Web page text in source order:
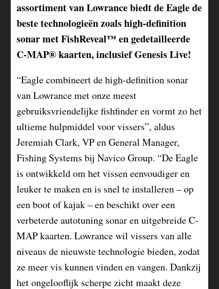
assortiment van Lowrance biedt de Eagle de
beste technologieën zoals high-definition
sonar met FishReveal™ en gedetailleerde
C-MAP® kaarten, inclusief Genesis Live!
“Eagle combineert de high-definition sonar
van Lowrance met onze meest
gebruiksvriendelijke fishfinder en vormt zo het
ultieme hulpmiddel voor vissers”, aldus
Jeremiah Clark, VP en General Manager,
Fishing Systems bij Navico Group. “De Eagle
is ontwikkeld om het vissen eenvoudiger en
leuker te maken en is snel te installeren – op
een boot of kajak – en beschikt over een
verbeterde autotuning sonar en uitgebreide C-
MAP kaarten. Lowrance wil vissers van alle
niveaus de nieuwste technologie bieden, zodat
ze meer vis kunnen vinden en vangen. Dankzij
het ongelooflijk scherpe zicht maakt deze